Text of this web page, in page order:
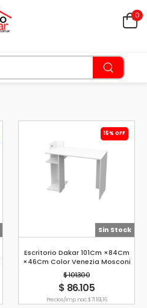
0
15% OFF
Sin Stock
Escritorio Dakar 101Cm ×84Cm
×46Cm Color Venezia Mosconi
$ 101.300
$ 86.105
Precio s/imp. nac. $ 71.161,16